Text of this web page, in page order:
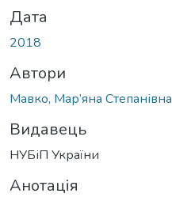
Дата
2018
Автори
Мавко, Мар’яна Степанівна
Видавець
НУБіП України
Анотація